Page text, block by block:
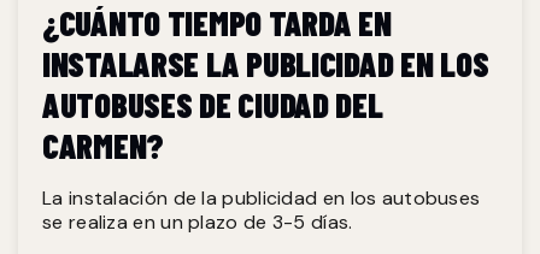
¿CUÁNTO TIEMPO TARDA EN
INSTALARSE LA PUBLICIDAD EN LOS
AUTOBUSES DE CIUDAD DEL
CARMEN?
La instalación de la publicidad en los autobuses
se realiza en un plazo de 3-5 días.